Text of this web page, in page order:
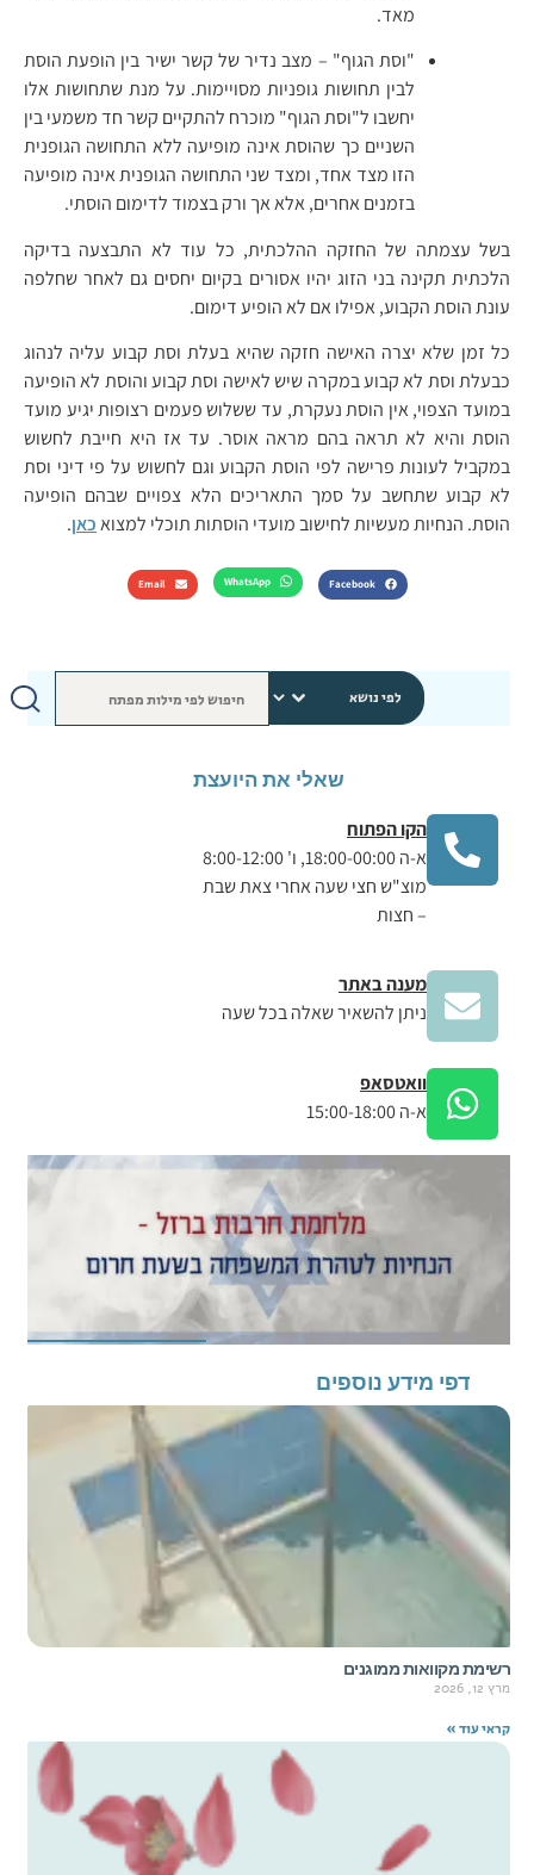
שאלי את היועצת
הקו הפתוח
א-ה 18:00-00:00, ו' 8:00-12:00
מוצ"ש חצי שעה אחרי צאת שבת
– חצות
מענה באתר
ניתן להשאיר שאלה בכל שעה
וואטסאפ
א-ה 15:00-18:00
דפי מידע נוספים
רשימת מקוואות ממוגנים
מרץ 12, 2026
קראי עוד »
מאד.
"וסת הגוף" – מצב נדיר של קשר ישיר בין הופעת הוסת
לבין תחושות גופניות מסויימות. על מנת שתחושות אלו
יחשבו ל"וסת הגוף" מוכרח להתקיים קשר חד משמעי בין
השניים כך שהוסת אינה מופיעה ללא התחושה הגופנית
הזו מצד אחד, ומצד שני התחושה הגופנית אינה מופיעה
בזמנים אחרים, אלא אך ורק בצמוד לדימום הוסתי.
בשל עצמתה של החזקה ההלכתית, כל עוד לא התבצעה בדיקה
הלכתית תקינה בני הזוג יהיו אסורים בקיום יחסים גם לאחר שחלפה
עונת הוסת הקבוע, אפילו אם לא הופיע דימום.
כל זמן שלא יצרה האישה חזקה שהיא בעלת וסת קבוע עליה לנהוג
כבעלת וסת לא קבוע במקרה שיש לאישה וסת קבוע והוסת לא הופיעה
במועד הצפוי, אין הוסת נעקרת, עד ששלוש פעמים רצופות יגיע מועד
הוסת והיא לא תראה בהם מראה אוסר. עד אז היא חייבת לחשוש
במקביל לעונות פרישה לפי הוסת הקבוע וגם לחשוש על פי דיני וסת
לא קבוע שתחשב על סמך התאריכים הלא צפויים שבהם הופיעה
הוסת. הנחיות מעשיות לחישוב מועדי הוסתות תוכלי למצואכאן.
Facebook
WhatsApp
Email